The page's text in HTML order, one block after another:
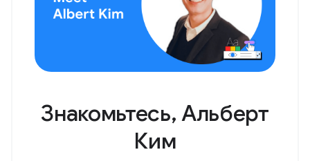
Знакомьтесь, Альберт
Ким